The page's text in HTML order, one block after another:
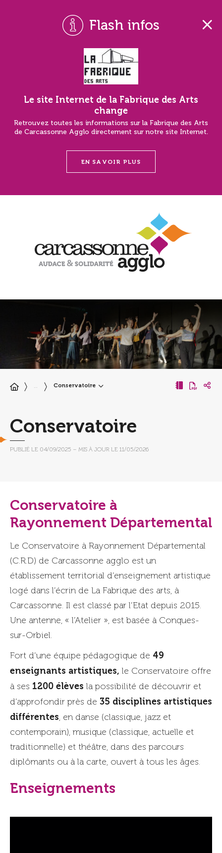
Flash infos
Le site Internet de la Fabrique des Arts
change
Retrouvez toutes les informations sur la Fabrique des Arts
de Carcassonne Agglo directement sur notre site Internet.
EN SAVOIR PLUS
… Conservatoire
Conservatoire
PUBLIÉ LE 04/09/2025 – MIS À JOUR LE 11/05/2026
Conservatoire à
Rayonnement Départemental
Le Conservatoire à Rayonnement Départemental
(C.R.D) de Carcassonne agglo est un
établissement territorial d’enseignement artistique
logé dans l’écrin de La Fabrique des arts, à
Carcassonne. Il est classé par l’Etat depuis 2015.
Une antenne, « l’Atelier », est basée à Conques-
sur-Orbiel.
Fort d’une équipe pédagogique de 49
enseignants artistiques, le Conservatoire offre
à ses 1200 élèves la possibilité de découvrir et
d’approfondir près de 35 disciplines artistiques
différentes, en danse (classique, jazz et
contemporain), musique (classique, actuelle et
traditionnelle) et théâtre, dans des parcours
diplômants ou à la carte, ouvert à tous les âges.
Enseignements